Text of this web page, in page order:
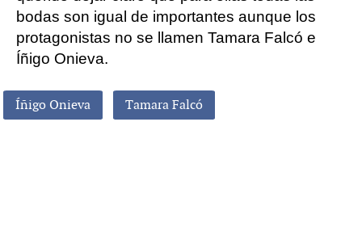
bodas son igual de importantes aunque los
protagonistas no se llamen Tamara Falcó e
Íñigo Onieva.
Íñigo Onieva Tamara Falcó